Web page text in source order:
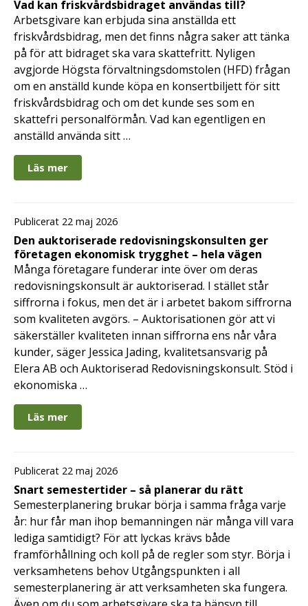
Vad kan friskvårdsbidraget användas till?
Arbetsgivare kan erbjuda sina anställda ett
friskvårdsbidrag, men det finns några saker att tänka
på för att bidraget ska vara skattefritt. Nyligen
avgjorde Högsta förvaltningsdomstolen (HFD) frågan
om en anställd kunde köpa en konsertbiljett för sitt
friskvårdsbidrag och om det kunde ses som en
skattefri personalförmån. Vad kan egentligen en
anställd använda sitt …
Läs mer
Publicerat 22 maj 2026
Den auktoriserade redovisningskonsulten ger
företagen ekonomisk trygghet – hela vägen
Många företagare funderar inte över om deras
redovisningskonsult är auktoriserad. I stället står
siffrorna i fokus, men det är i arbetet bakom siffrorna
som kvaliteten avgörs. – Auktorisationen gör att vi
säkerställer kvaliteten innan siffrorna ens når våra
kunder, säger Jessica Jading, kvalitetsansvarig på
Elera AB och Auktoriserad Redovisningskonsult. Stöd i
ekonomiska …
Läs mer
Publicerat 22 maj 2026
Snart semestertider – så planerar du rätt
Semesterplanering brukar börja i samma fråga varje
år: hur får man ihop bemanningen när många vill vara
lediga samtidigt? För att lyckas krävs både
framförhållning och koll på de regler som styr. Börja i
verksamhetens behov Utgångspunkten i all
semesterplanering är att verksamheten ska fungera.